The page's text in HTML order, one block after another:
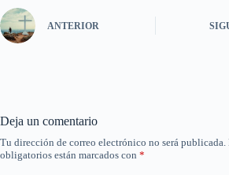
ANTERIOR
Deja un comentario
Tu dirección de correo electrónico no será publicada.
obligatorios están marcados con *